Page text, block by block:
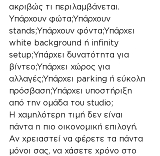
ακριβώς τι περιλαμβάνεται.
Υπάρχουν φώτα;Υπάρχουν
stands;Υπάρχουν φόντα;Υπάρχει
white background ή infinity
setup;Υπάρχει δυνατότητα για
βίντεο;Υπάρχει χώρος για
αλλαγές;Υπάρχει parking ή εύκολη
πρόσβαση;Υπάρχει υποστήριξη
από την ομάδα του studio;
Η χαμηλότερη τιμή δεν είναι
πάντα η πιο οικονομική επιλογή.
Αν χρειαστεί να φέρετε τα πάντα
μόνοι σας, να χάσετε χρόνο στο